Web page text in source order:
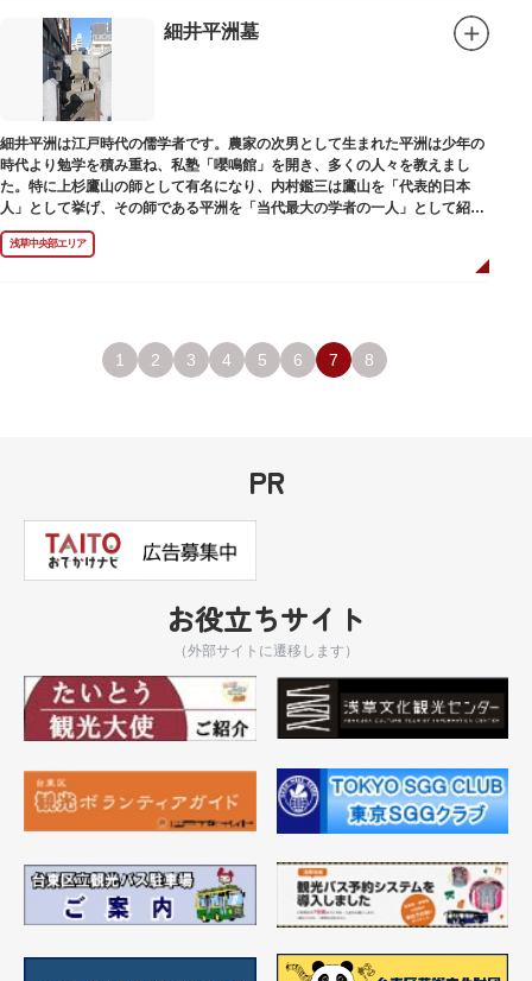
細井平洲墓
細井平洲は江戸時代の儒学者です。農家の次男として生まれた平洲は少年の
時代より勉学を積み重ね、私塾「嚶鳴館」を開き、多くの人々を教えまし
た。特に上杉鷹山の師として有名になり、内村鑑三は鷹山を「代表的日本
人」として挙げ、その師である平洲を「当代最大の学者の一人」として紹介
しています。お墓は天嶽院（てんがくいん）境内にあります。
浅草中央部エリア
1 2 3 4 5 6 7 8
PR
お役立ちサイト
（外部サイトに遷移します）